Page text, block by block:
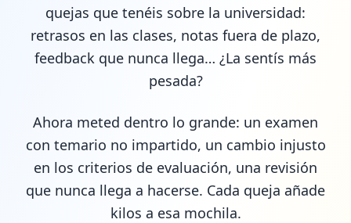
quejas que tenéis sobre la universidad:
retrasos en las clases, notas fuera de plazo,
feedback que nunca llega… ¿La sentís más
pesada?
Ahora meted dentro lo grande: un examen
con temario no impartido, un cambio injusto
en los criterios de evaluación, una revisión
que nunca llega a hacerse. Cada queja añade
kilos a esa mochila.